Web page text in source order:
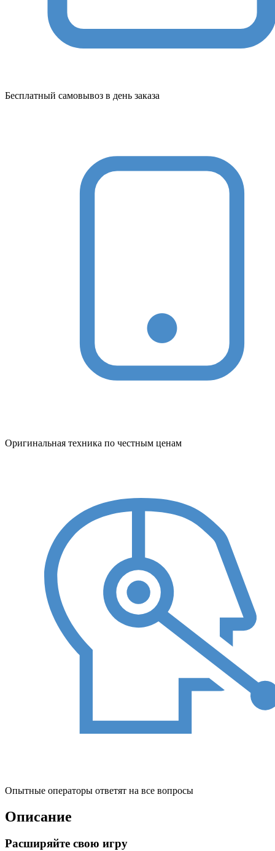
Бесплатный самовывоз в день заказа
Оригинальная техника по честным ценам
Опытные операторы ответят на все вопросы
Описание
Расширяйте свою игру